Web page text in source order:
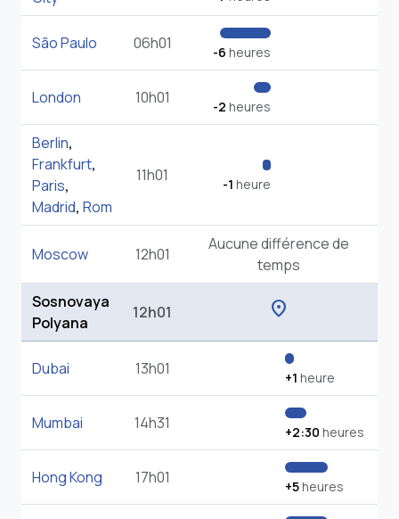
São Paulo 06h01 -6 heures
London 10h01 -2 heures
Berlin,
Frankfurt,
Paris,
Madrid, Rom
11h01 -1 heure
Moscow 12h01
Aucune différence de
temps
Sosnovaya
Polyana
12h01 location_on
Dubai 13h01 +1 heure
Mumbai 14h31 +2:30 heures
Hong Kong 17h01 +5heures